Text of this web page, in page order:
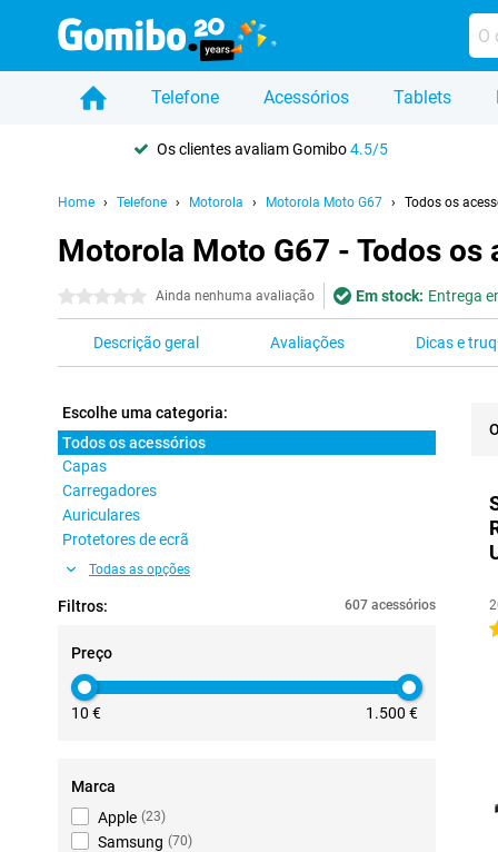
Telefone Acessórios Tablets
Os clientes avaliam Gomibo4.5/5
Home Telefone Motorola Motorola Moto G67 Todos os
Motorola Moto G67 - Todos os
0 estrelas Ainda nenhuma avaliação Em stock: Entrega
Descrição geral Avaliações Dicas e
Escolhe uma categoria:
Todos os acessórios
Capas
Carregadores
Auriculares
Protetores de ecrã
Todas as opções
Filtros: 607 acessórios
Preço
10 € 1.500 €
Marca
Apple (23)
Samsung (70)